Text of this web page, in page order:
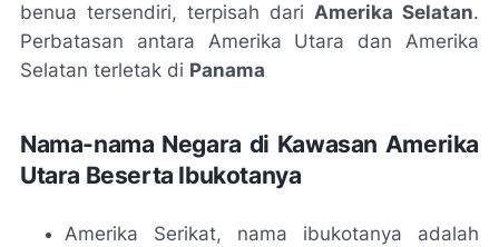
benua tersendiri, terpisah dari Amerika Selatan.
Perbatasan antara Amerika Utara dan Amerika
Selatan terletak di Panama
Nama-nama Negara di Kawasan Amerika
Utara Beserta Ibukotanya
Amerika Serikat, nama ibukotanya adalah